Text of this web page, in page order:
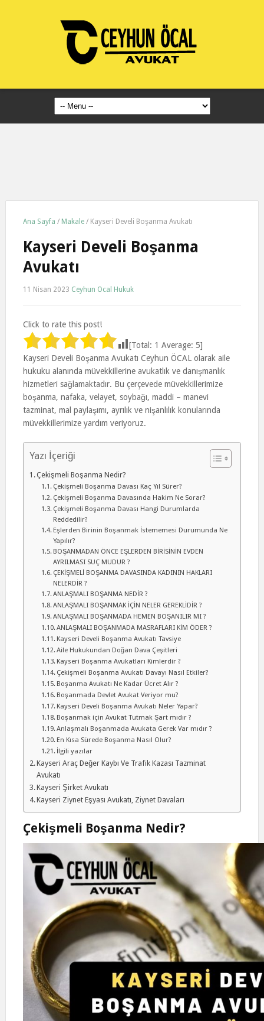
Ana Sayfa / Makale / Kayseri Develi Boşanma Avukatı
Kayseri Develi Boşanma
Avukatı
11 Nisan 2023 Ceyhun Ocal Hukuk
Click to rate this post!
[Total: 1 Average: 5]
Kayseri Develi Boşanma Avukatı Ceyhun ÖCAL olarak aile
hukuku alanında müvekkillerine avukatlık ve danışmanlık
hizmetleri sağlamaktadır. Bu çerçevede müvekkillerimize
boşanma, nafaka, velayet, soybağı, maddi – manevi
tazminat, mal paylaşımı, ayrılık ve nişanlılık konularında
müvekkillerimize yardım veriyoruz.
Yazı İçeriği
Çekişmeli Boşanma Nedir?
Çekişmeli Boşanma Davası Kaç Yıl Sürer?
Çekişmeli Boşanma Davasında Hakim Ne Sorar?
Çekişmeli Boşanma Davası Hangi Durumlarda
Reddedilir?
Eşlerden Birinin Boşanmak İstememesi Durumunda Ne
Yapılır?
BOŞANMADAN ÖNCE EŞLERDEN BİRİSİNİN EVDEN
AYRILMASI SUÇ MUDUR ?
ÇEKİŞMELİ BOŞANMA DAVASINDA KADININ HAKLARI
NELERDİR ?
ANLAŞMALI BOŞANMA NEDİR ?
ANLAŞMALI BOŞANMAK İÇİN NELER GEREKLİDİR ?
ANLAŞMALI BOŞANMADA HEMEN BOŞANILIR MI ?
ANLAŞMALI BOŞANMADA MASRAFLARI KİM ÖDER ?
Kayseri Develi Boşanma Avukatı Tavsiye
Aile Hukukundan Doğan Dava Çeşitleri
Kayseri Boşanma Avukatları Kimlerdir ?
Çekişmeli Boşanma Avukatı Davayı Nasıl Etkiler?
Boşanma Avukatı Ne Kadar Ücret Alır ?
Boşanmada Devlet Avukat Veriyor mu?
Kayseri Develi Boşanma Avukatı Neler Yapar?
Boşanmak için Avukat Tutmak Şart mıdır ?
Anlaşmalı Boşanmada Avukata Gerek Var mıdır ?
En Kısa Sürede Boşanma Nasıl Olur?
İlgili yazılar
Kayseri Araç Değer Kaybı Ve Trafik Kazası Tazminat
Avukatı
Kayseri Şirket Avukatı
Kayseri Ziynet Eşyası Avukatı, Ziynet Davaları
Çekişmeli Boşanma Nedir?